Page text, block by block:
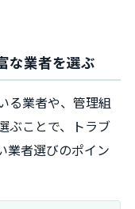
な業者を選ぶ
る業者や、管理組
ぶことで、トラブ
業者選びのポイン